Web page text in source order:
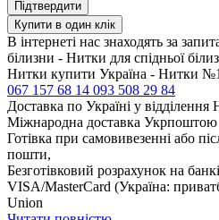
Підтвердити
Купити в один клік
В інтернеті нас знаходять за
білизни - Нитки для спідньої
Нитки купити Україна - Нитки
067 157 68 14 093 508 29 84
Доставка по Україні у
Міжнародна доставка
Готівка при самовивезенні або
пошти,
Безготівковий розрахунок на
VISA/MasterCard (Україна:
Union